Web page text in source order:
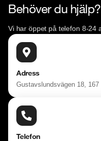
Behöver du hjälp?
Vi har öppet på telefon 8-24
Adress
Gustavslundsvägen 18,
Telefon